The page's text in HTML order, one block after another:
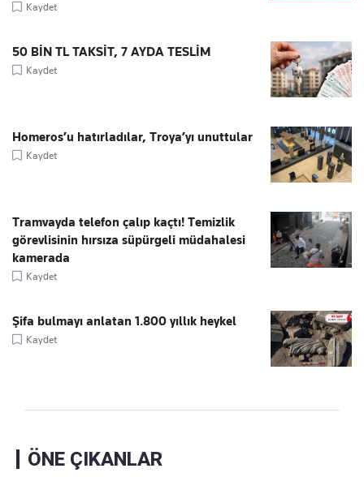
Kaydet
50 BİN TL TAKSİT, 7 AYDA TESLİM
Kaydet
Homeros’u hatırladılar, Troya’yı unuttular
Kaydet
Tramvayda telefon çalıp kaçtı! Temizlik
görevlisinin hırsıza süpürgeli müdahalesi
kamerada
Kaydet
Şifa bulmayı anlatan 1.800 yıllık heykel
Kaydet
ÖNE ÇIKANLAR